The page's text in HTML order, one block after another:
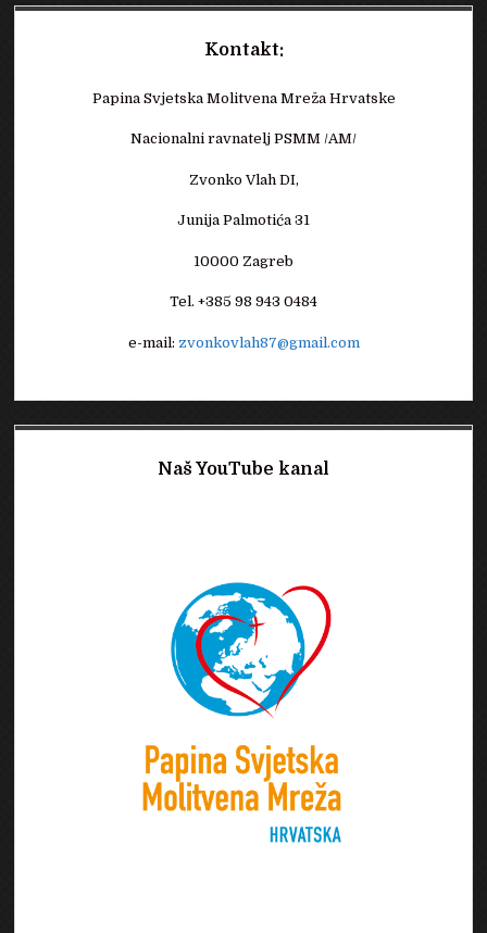
Kontakt:
Papina Svjetska Molitvena Mreža Hrvatske
Nacionalni ravnatelj PSMM /AM/
Zvonko Vlah DI,
Junija Palmotića 31
10000 Zagreb
Tel. +385 98 943 0484
e-mail: zvonkovlah87@gmail.com
Naš YouTube kanal